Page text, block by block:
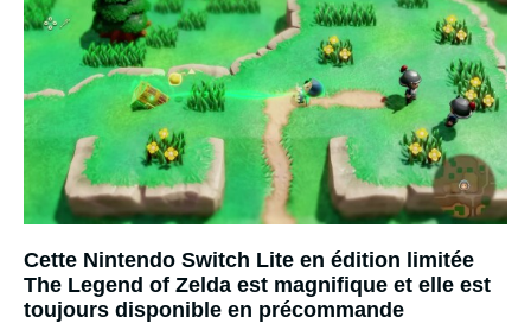
Cette Nintendo Switch Lite en édition limitée
The Legend of Zelda est magnifique et elle est
toujours disponible en précommande